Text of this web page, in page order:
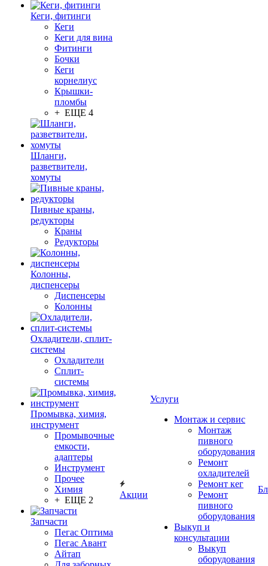
Кеги, фитинги
Кеги
Кеги для вина
Фитинги
Бочки
Кеги
корнелиус
Крышки-
пломбы
+ ЕЩЕ 4
Шланги,
разветвители,
хомуты
Пивные краны,
редукторы
Краны
Редукторы
Колонны,
диспенсеры
Диспенсеры
Колонны
Охладители, сплит-
системы
Охладители
Сплит-
системы
Промывка, химия,
инструмент
Промывочные
емкости,
адаптеры
Инструмент
Прочее
Химия
+ ЕЩЕ 2
Запчасти
Пегас Оптима
Пегас Авант
Айтап
Акции
Услуги
Монтаж и сервис
Монтаж
пивного
оборудования
Ремонт
охладителей
Ремонт кег
Ремонт
пивного
оборудования
Выкуп и
консультации
Выкуп
оборудования